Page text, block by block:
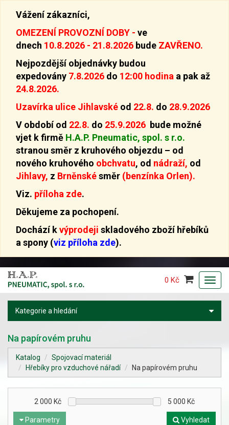
Vážení zákazníci,
OMEZENÍ PROVOZNÍ DOBY - ve
dnech 10.8.2026 - 21.8.2026 bude ZAVŘENO.
Nejpozdější objednávky budou
expedovány 7.8.2026 do 12:00 hodina a pak až
24.8.2026.
Uzavírka ulice Jihlavské od 22.8. do 28.9.2026
V období od 22.8. do 25.9.2026 bude možné
vjet k firmě H.A.P. Pneumatic, spol. s r.o.
stranou směr z kruhového objezdu – od
nového kruhového obchvatu, od nádraží, od
Jihlavy, z Brněnskésměr (benzínka Orlen).
Viz. příloha zde.
Děkujeme za pochopení.
Dochází kvýprodeji skladového zboží hřebíků
a spony (viz příloha zde).
0 Kč
Kategorie a hledání
Na papírovém pruhu
Katalog
Spojovací materiál
Hřebíky pro vzduchové nářadí
Na papírovém pruhu
Parametry
2 000 Kč 5 000 Kč
Vyhledat